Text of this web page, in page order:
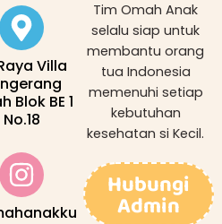
Villa
Blok BE 1
No.18
Tim Omah Anak
selalu siap untuk
membantu orang
tua Indonesia
memenuhi setiap
kebutuhan
kesehatan si Kecil.
Hubungi
Admin